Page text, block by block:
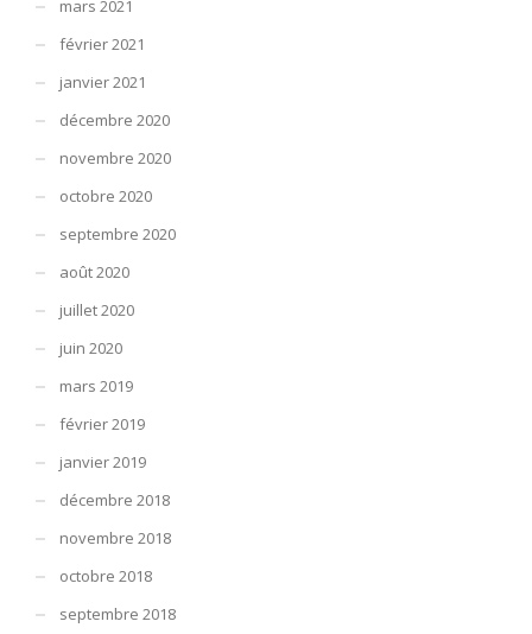
mars 2021
février 2021
janvier 2021
décembre 2020
novembre 2020
octobre 2020
septembre 2020
août 2020
juillet 2020
juin 2020
mars 2019
février 2019
janvier 2019
décembre 2018
novembre 2018
octobre 2018
septembre 2018